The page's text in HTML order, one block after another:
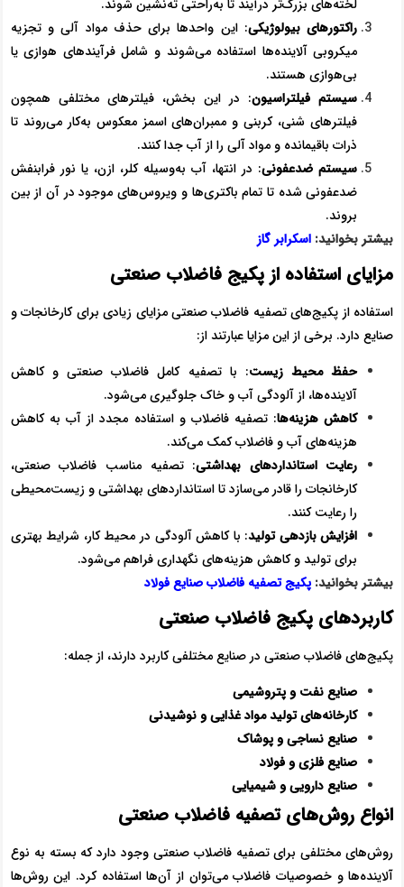
لخته‌های بزرگ‌تر درآیند تا به‌راحتی ته‌نشین شوند.
راکتورهای بیولوژیکی: این واحدها برای حذف مواد آلی و تجزیه
میکروبی آلاینده‌ها استفاده می‌شوند و شامل فرآیندهای هوازی یا
بی‌هوازی هستند.
سیستم فیلتراسیون: در این بخش، فیلترهای مختلفی همچون
فیلترهای شنی، کربنی و ممبران‌های اسمز معکوس به‌کار می‌روند تا
ذرات باقیمانده و مواد آلی را از آب جدا کنند.
سیستم ضدعفونی: در انتها، آب به‌وسیله کلر، ازن، یا نور فرابنفش
ضدعفونی شده تا تمام باکتری‌ها و ویروس‌های موجود در آن از بین
بروند.
بیشتر بخوانید: اسکرابر گاز
مزایای استفاده از پکیج فاضلاب صنعتی
استفاده از پکیج‌های تصفیه فاضلاب صنعتی مزایای زیادی برای کارخانجات و
صنایع دارد. برخی از این مزایا عبارتند از:
حفظ محیط زیست: با تصفیه کامل فاضلاب صنعتی و کاهش
آلاینده‌ها، از آلودگی آب و خاک جلوگیری می‌شود.
کاهش هزینه‌ها: تصفیه فاضلاب و استفاده مجدد از آب به کاهش
هزینه‌های آب و فاضلاب کمک می‌کند.
رعایت استانداردهای بهداشتی: تصفیه مناسب فاضلاب صنعتی،
کارخانجات را قادر می‌سازد تا استانداردهای بهداشتی و زیست‌محیطی
را رعایت کنند.
افزایش بازدهی تولید: با کاهش آلودگی در محیط کار، شرایط بهتری
برای تولید و کاهش هزینه‌های نگهداری فراهم می‌شود.
بیشتر بخوانید: پکیج تصفیه فاضلاب صنایع فولاد
کاربردهای پکیج فاضلاب صنعتی
پکیج‌های فاضلاب صنعتی در صنایع مختلفی کاربرد دارند، از جمله:
صنایع نفت و پتروشیمی
کارخانه‌های تولید مواد غذایی و نوشیدنی
صنایع نساجی و پوشاک
صنایع فلزی و فولاد
صنایع دارویی و شیمیایی
انواع روش‌های تصفیه فاضلاب صنعتی
روش‌های مختلفی برای تصفیه فاضلاب صنعتی وجود دارد که بسته به نوع
آلاینده‌ها و خصوصیات فاضلاب می‌توان از آن‌ها استفاده کرد. این روش‌ها